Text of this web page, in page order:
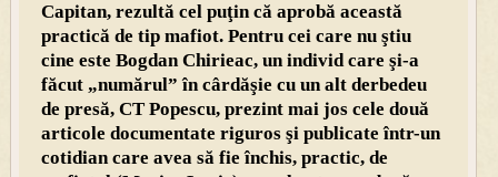
Capitan, rezultă cel puţin că aprobă această
practică de tip mafiot. Pentru cei care nu ştiu
cine este Bogdan Chirieac, un individ care şi-a
făcut „numărul” în cârdăşie cu un alt derbedeu
de presă, CT Popescu, prezint mai jos cele două
articole documentate riguros şi publicate într-un
cotidian care avea să fie închis, practic, de